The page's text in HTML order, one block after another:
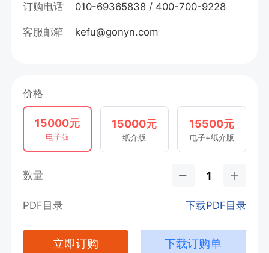
订购电话 010-69365838 / 400-700-9228
客服邮箱 kefu@gonyn.com
价格
15000元
电子版
15000元
纸介版
15500元
电子+纸介版
数量
PDF目录 下载PDF目录
立即订购 下载订购单